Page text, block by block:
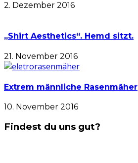
2. Dezember 2016
„Shirt Aesthetics“. Hemd sitzt.
21. November 2016
Extrem männliche Rasenmäher
10. November 2016
Findest du uns gut?